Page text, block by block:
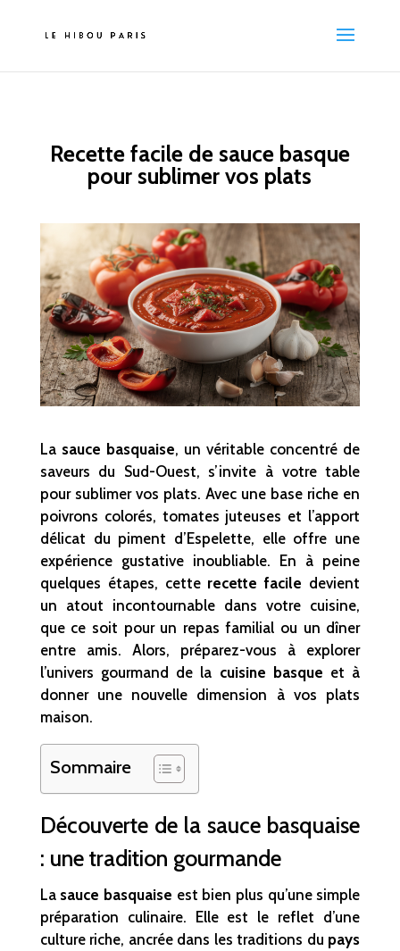
Recette facile de sauce basque
pour sublimer vos plats
La sauce basquaise, un véritable concentré de
saveurs du Sud-Ouest, s’invite à votre table
pour sublimer vos plats. Avec une base riche en
poivrons colorés, tomates juteuses et l’apport
délicat du piment d’Espelette, elle offre une
expérience gustative inoubliable. En à peine
quelques étapes, cette recette facile devient
un atout incontournable dans votre cuisine,
que ce soit pour un repas familial ou un dîner
entre amis. Alors, préparez-vous à explorer
l’univers gourmand de la cuisine basque et à
donner une nouvelle dimension à vos plats
maison.
Sommaire
Découverte de la sauce basquaise
: une tradition gourmande
La sauce basquaise est bien plus qu’une simple
préparation culinaire. Elle est le reflet d’une
culture riche, ancrée dans les traditions du pays